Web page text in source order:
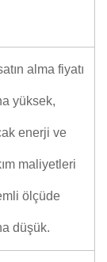
alma fiyatı
yüksek,
enerji ve
maliyetleri
ölçüde
düşük.